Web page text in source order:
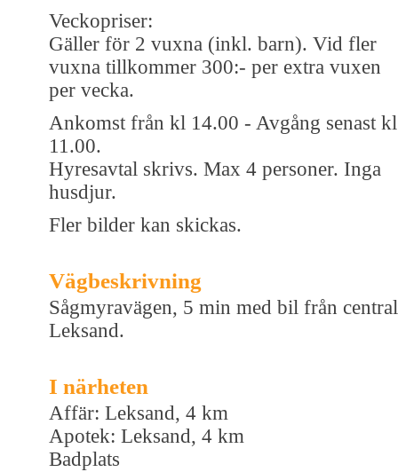
Veckopriser:
Gäller för 2 vuxna (inkl. barn). Vid fler
vuxna tillkommer 300:- per extra vuxen
per vecka.
Ankomst från kl 14.00 - Avgång senast
11.00.
Hyresavtal skrivs. Max 4 personer. Inga
husdjur.
Fler bilder kan skickas.
Vägbeskrivning
Sågmyravägen, 5 min med bil från
Leksand.
I närheten
Affär: Leksand, 4 km
Apotek: Leksand, 4 km
Badplats